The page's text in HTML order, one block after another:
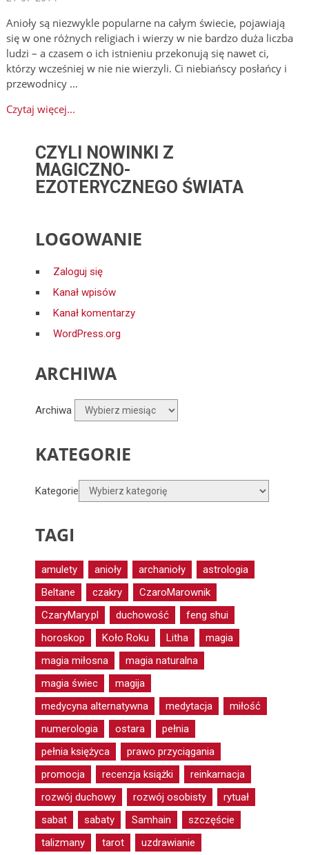
Anioły są niezwykle popularne na całym świecie, pojawiają
się w one różnych religiach i wierzy w nie bardzo duża liczba
ludzi – a czasem o ich istnieniu przekonują się nawet ci,
którzy wcześniej w nie nie wierzyli. Ci niebiańscy posłańcy i
przewodnicy …
Czytaj więcej...
CZYLI NOWINKI Z
MAGICZNO-
EZOTERYCZNEGO ŚWIATA
LOGOWANIE
Zaloguj się
Kanał wpisów
Kanał komentarzy
WordPress.org
ARCHIWA
Archiwa
KATEGORIE
Kategorie
TAGI
amulety anioły archanioły
astrologia
Beltane
czakry
CzaroMarownik
CzaryMary.pl
duchowość
feng shui
horoskop
Koło Roku Litha
magia
magia miłosna
magia naturalna
magia świec
magija
medycyna alternatywna
medytacja
miłość
numerologia
ostara
pełnia
pełnia księżyca
prawo przyciągania
promocja
recenzja książki
reinkarnacja
rozwój duchowy
rozwój osobisty
rytuał
sabat
sabaty Samhain
szczęście
talizmany
tarot uzdrawianie